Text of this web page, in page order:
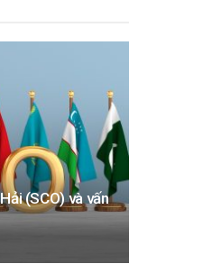
(SCO) và vấn